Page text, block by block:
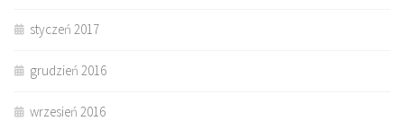
styczeń 2017
grudzień 2016
wrzesień 2016